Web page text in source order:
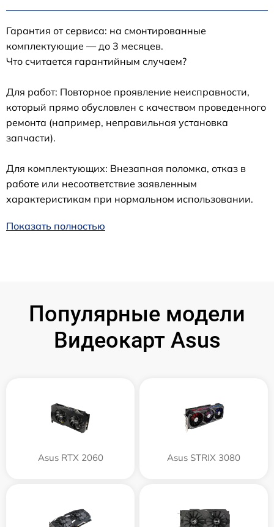
Гарантия от сервиса: на смонтированные
комплектующие — до 3 месяцев.
Что считается гарантийным случаем?
Для работ: Повторное проявление неисправности,
который прямо обусловлен с качеством проведенного
ремонта (например, неправильная установка
запчасти).
Для комплектующих: Внезапная поломка, отказ в
работе или несоответствие заявленным
характеристикам при нормальном использовании.
Показать полностью
Популярные модели
Видеокарт Asus
Asus RTX 2060 Asus STRIX 3080